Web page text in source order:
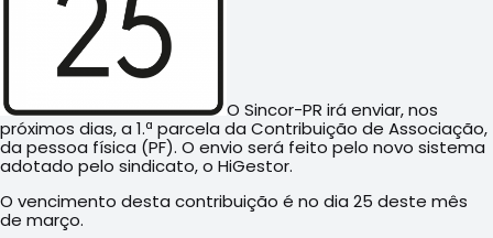
O Sincor-PR irá enviar, nos
próximos dias, a 1.ª parcela da Contribuição de Associação,
da pessoa física (PF). O envio será feito pelo novo sistema
adotado pelo sindicato, o HiGestor.
O vencimento desta contribuição é no dia 25 deste mês
de março.